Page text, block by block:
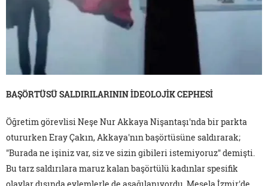
BAŞÖRTÜSÜ SALDIRILARININ İDEOLOJİK CEPHESİ
Öğretim görevlisi Neşe Nur Akkaya Nişantaşı'nda bir parkta
otururken Eray Çakın, Akkaya'nın başörtüsüne saldırarak;
"Burada ne işiniz var, siz ve sizin gibileri istemiyoruz" demişti.
Bu tarz saldırılara maruz kalan başörtülü kadınlar spesifik
olaylar dışında eylemlerle de aşağılanıyordu. Mesela İzmir'de